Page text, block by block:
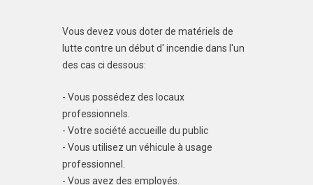
Vous devez vous doter de matériels de
lutte contre un début d' incendie dans l'un
des cas ci dessous:
- Vous possédez des locaux
professionnels.
- Votre société accueille du public
- Vous utilisez un véhicule à usage
professionnel.
- Vous avez des employés.